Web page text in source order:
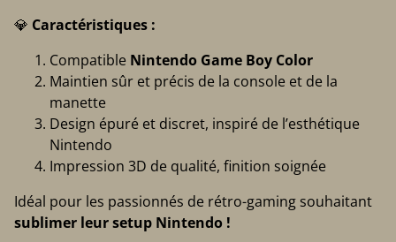
💎 Caractéristiques :
Compatible Nintendo Game Boy Color
Maintien sûr et précis de la console et de la
manette
Design épuré et discret, inspiré de l’esthétique
Nintendo
Impression 3D de qualité, finition soignée
Idéal pour les passionnés de rétro-gaming souhaitant
sublimer leur setup Nintendo !